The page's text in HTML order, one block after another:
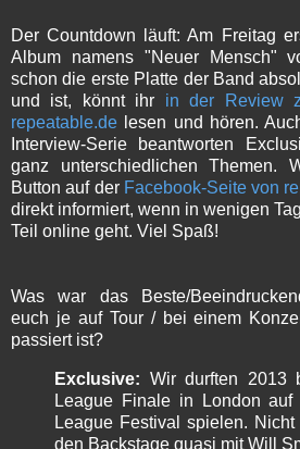
Der Countdown läuft: Am Freitag
Album namens "Neuer Mensch"
schon die erste Platte der Band
und ist, könnt ihr in der Review
repeatable.de lesen und hören.
Interview-Serie beantworten
ganz unterschiedlichen Themen.
Button auf der Facebook-Seite von
direkt informiert, wenn in wenigen
Teil online geht. Viel Spaß!
Was war das Beste/
euch je auf Tour / bei einem
passiert ist?
Exclusive: Wir durften 2013
League Finale in London auf
League Festival spielen.
den Backstage quasi mit Will